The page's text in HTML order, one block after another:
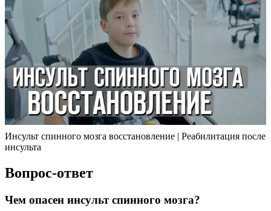
Инсульт спинного мозга восстановление | Реабилитация после
инсульта
Вопрос-ответ
Чем опасен инсульт спинного мозга?